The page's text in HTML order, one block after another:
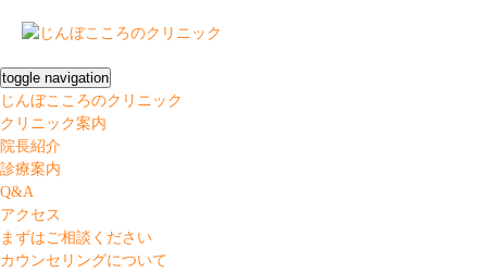
toggle navigation
じんぼこころのクリニック
クリニック案内
院長紹介
診療案内
Q&A
アクセス
まずはご相談ください
カウンセリングについて